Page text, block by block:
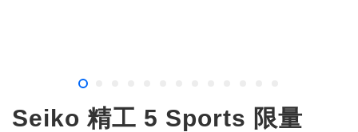
Seiko 精工 5 Sports 限量